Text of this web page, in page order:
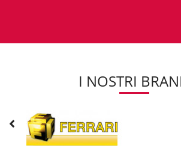
I NOSTRI